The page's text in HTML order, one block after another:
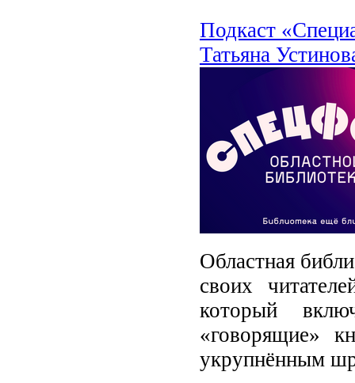
Подкаст
Татьяна
Областная
своих
который
«говорящие»
укрупнённым